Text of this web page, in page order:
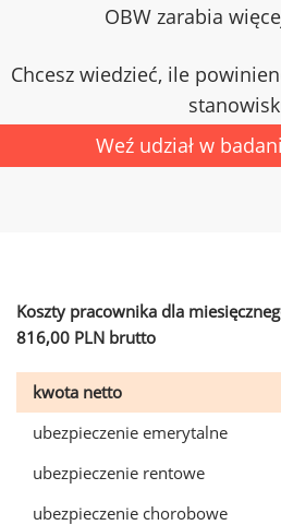
OBW zarabia
Chcesz wiedzieć, ile
Weź udział w
Koszty pracownika dla
816,00 PLN brutto
kwota netto
ubezpieczenie emerytalne
ubezpieczenie rentowe
ubezpieczenie chorobowe